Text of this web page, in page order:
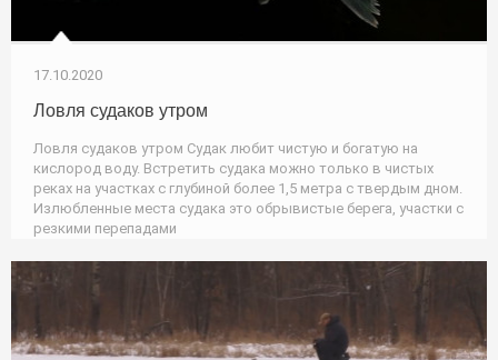
17.10.2020
Ловля судаков утром
Ловля судаков утром Судак любит чистую и богатую на
кислород воду. Встретить судака можно только в чистых
реках на участках с глубиной более 1,5 метра с твердым дном.
Излюбленные места судака это обрывистые берега, участки с
резкими перепадами